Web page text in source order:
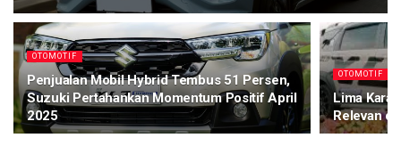
OTOMOTIF
Penjualan Mobil Hybrid Tembus 51 Persen,
Suzuki Pertahankan Momentum Positif April
2025
OTOMOTIF
Lima
Relevan